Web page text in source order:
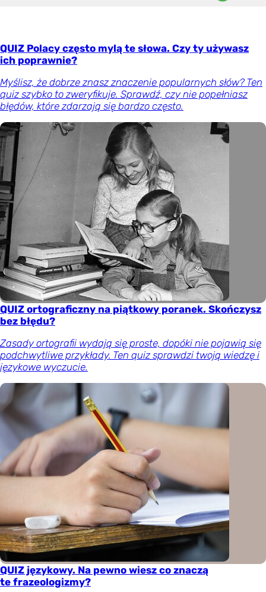
QUIZ Polacy często mylą te słowa. Czy ty używasz
ich poprawnie?
Myślisz, że dobrze znasz znaczenie popularnych słów? Ten
quiz szybko to zweryfikuje. Sprawdź, czy nie popełniasz
błędów, które zdarzają się bardzo często.
QUIZ ortograficzny na piątkowy poranek. Skończysz
bez błędu?
Zasady ortografii wydają się proste, dopóki nie pojawią się
podchwytliwe przykłady. Ten quiz sprawdzi twoją wiedzę i
językowe wyczucie.
QUIZ językowy. Na pewno wiesz co znaczą
te frazeologizmy?